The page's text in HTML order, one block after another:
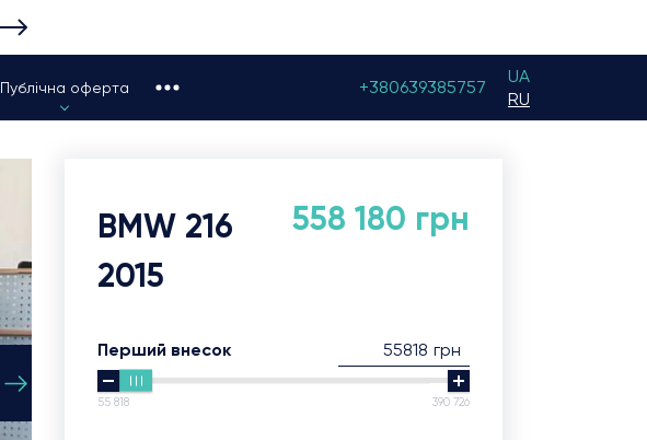
Публічна оферта +380639385757
UA
RU
BMW 216
2015
558 180 грн
Перший внесок грн
55 818 390 726